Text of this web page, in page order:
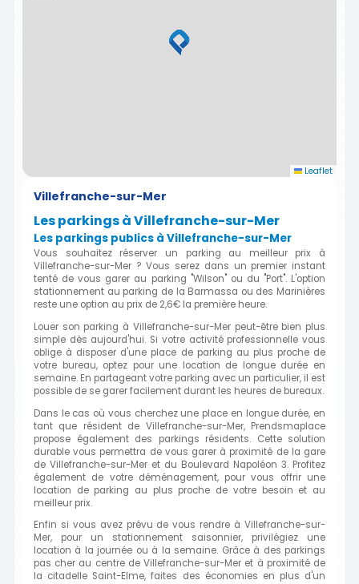
Leaflet
Villefranche-sur-Mer
Les parkings à Villefranche-sur-Mer
Les parkings publics à Villefranche-sur-Mer
Vous souhaitez réserver un parking au meilleur prix à
Villefranche-sur-Mer ? Vous serez dans un premier instant
tenté de vous garer au parking "Wilson" ou du "Port". L'option
stationnement au parking de la Barmassa ou des Marinières
reste une option au prix de 2,6€ la première heure.
Louer son parking à Villefranche-sur-Mer peut-être bien plus
simple dès aujourd'hui. Si votre activité professionnelle vous
oblige à disposer d'une place de parking au plus proche de
votre bureau, optez pour une location de longue durée en
semaine. En partageant votre parking avec un particulier, il est
possible de se garer facilement durant les heures de bureaux.
Dans le cas où vous cherchez une place en longue durée, en
tant que résident de Villefranche-sur-Mer, Prendsmaplace
propose également des parkings résidents. Cette solution
durable vous permettra de vous garer à proximité de la gare
de Villefranche-sur-Mer et du Boulevard Napoléon 3. Profitez
également de votre déménagement, pour vous offrir une
location de parking au plus proche de votre besoin et au
meilleur prix.
Enfin si vous avez prévu de vous rendre à Villefranche-sur-
Mer, pour un stationnement saisonnier, privilégiez une
location à la journée ou à la semaine. Grâce à des parkings
pas cher au centre de Villefranche-sur-Mer et à proximité de
la citadelle Saint-Elme, faites des économies en plus d'un